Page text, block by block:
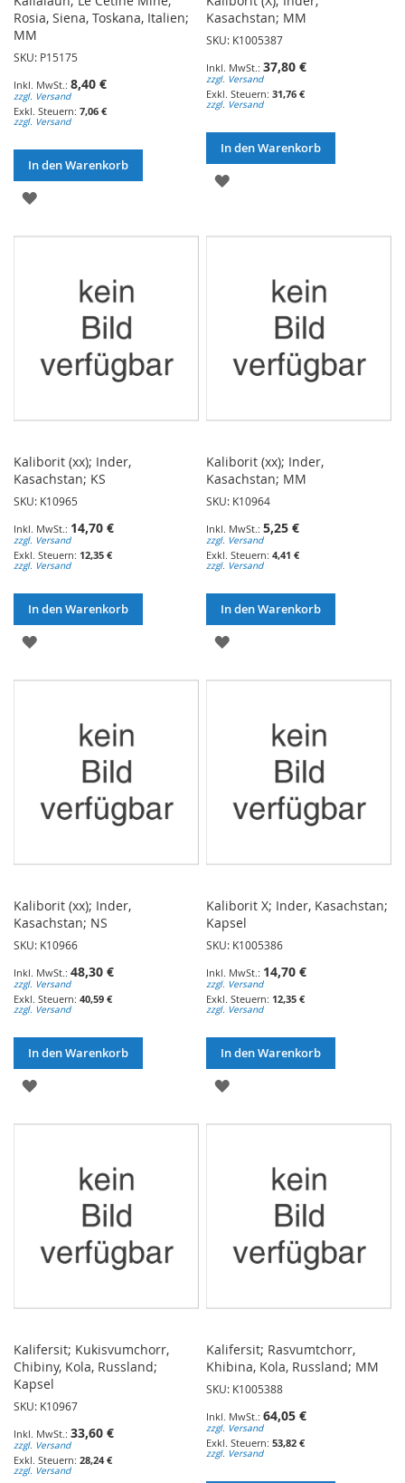
Rosia, Siena, Toskana, Italien;
MM
SKU: P15175
8,40 €
zzgl. Versand
7,06 €
zzgl. Versand
In den Warenkorb
ZUR
Kasachstan; MM
SKU: K1005387
37,80 €
zzgl. Versand
31,76 €
zzgl. Versand
In den Warenkorb
ZUR
HINZUFÜGEN
Kaliborit (xx); Inder,
Kasachstan; KS
SKU: K10965
14,70 €
zzgl. Versand
12,35 €
zzgl. Versand
In den Warenkorb
ZUR
Kaliborit (xx); Inder,
Kasachstan; MM
SKU: K10964
5,25 €
zzgl. Versand
4,41 €
zzgl. Versand
In den Warenkorb
ZUR
Kaliborit (xx); Inder,
Kasachstan; NS
SKU: K10966
48,30 €
zzgl. Versand
40,59 €
zzgl. Versand
In den Warenkorb
ZUR
Kaliborit X; Inder, Kasachstan;
Kapsel
SKU: K1005386
14,70 €
zzgl. Versand
12,35 €
zzgl. Versand
In den Warenkorb
ZUR
Kalifersit; Kukisvumchorr,
Chibiny, Kola, Russland;
Kapsel
SKU: K10967
33,60 €
zzgl. Versand
28,24 €
zzgl. Versand
Kalifersit; Rasvumtchorr,
Khibina, Kola, Russland; MM
SKU: K1005388
64,05 €
zzgl. Versand
53,82 €
zzgl. Versand